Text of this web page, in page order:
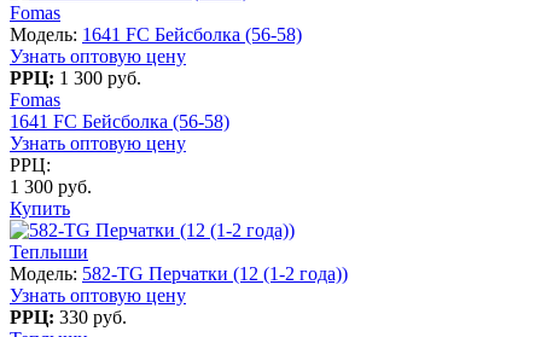
Fomas
Модель: 1641 FC Бейсболка (56-58)
Узнать оптовую цену
РРЦ: 1 300 руб.
Fomas
1641 FC Бейсболка (56-58)
Узнать оптовую цену
РРЦ:
1 300 руб.
Купить
Теплыши
Модель: 582-TG Перчатки (12 (1-2 года))
Узнать оптовую цену
РРЦ: 330 руб.